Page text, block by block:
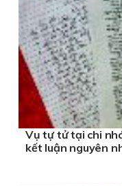
Vụ tự tử tại chi
kết luận nguyên